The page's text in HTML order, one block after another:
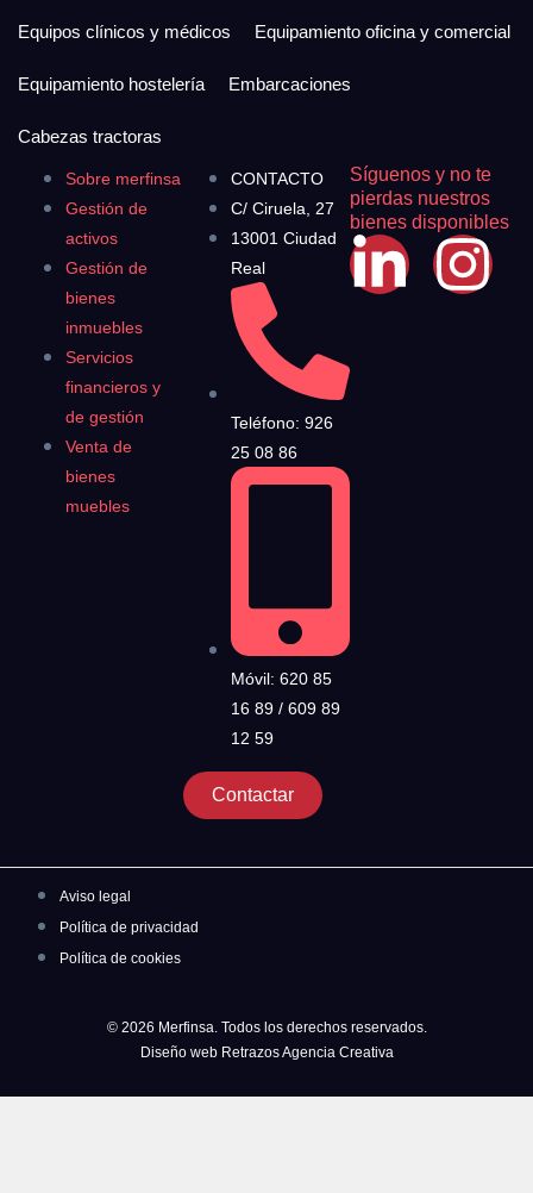
Sobre merfinsa
Gestión de
activos
Gestión de
bienes
inmuebles
Servicios
financieros y
de gestión
Venta de
bienes
muebles
CONTACTO
C/ Ciruela, 27
13001 Ciudad
Real
Teléfono: 926
25 08 86
Móvil: 620 85
16 89 / 609 89
12 59
Contactar
Síguenos y no te
pierdas nuestros
bienes disponibles
Equipos clínicos y médicos Equipamiento oficina y comercial
Equipamiento hostelería Embarcaciones
Cabezas tractoras
Aviso legal
Política de privacidad
Política de cookies
© 2026 Merfinsa. Todos los derechos reservados.
Diseño web Retrazos Agencia Creativa